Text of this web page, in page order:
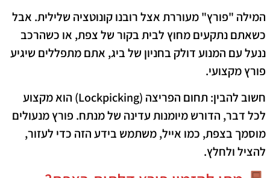
המילה "פורץ" מעוררת אצל רובנו קונוטציה שלילית. אבל
כשאתם נתקעים מחוץ לבית בקור של צפת, או כשהרכב
ננעל עם המנוע דולק בחניון של ביג, אתם מתפללים שיגיע
פורץ מקצועי.
חשוב להבין: תחום הפריצה
(Lockpicking) הוא מקצוע
לכל דבר, הדורש מיומנות עדינה של מנתח. פורץ מנעולים
מוסמך בצפת, כמו אייל, משתמש בידע הזה כדי לעזור,
להציל ולחלץ.